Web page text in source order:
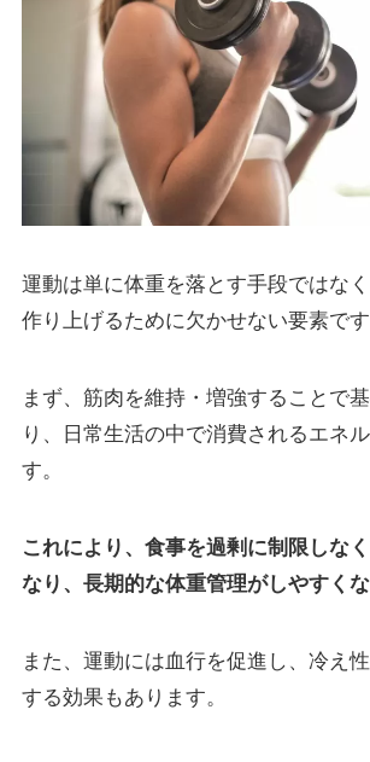
運動は単に体重を落とす手段ではな
作り上げるために欠かせない要素です
まず、筋肉を維持・増強することで
り、日常生活の中で消費されるエネ
す。
これにより、食事を過剰に制限しな
なり、長期的な体重管理がしやすくな
また、運動には血行を促進し、冷え
する効果もあります。